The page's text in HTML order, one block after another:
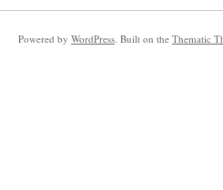
Powered by WordPress. Built on the Thematic